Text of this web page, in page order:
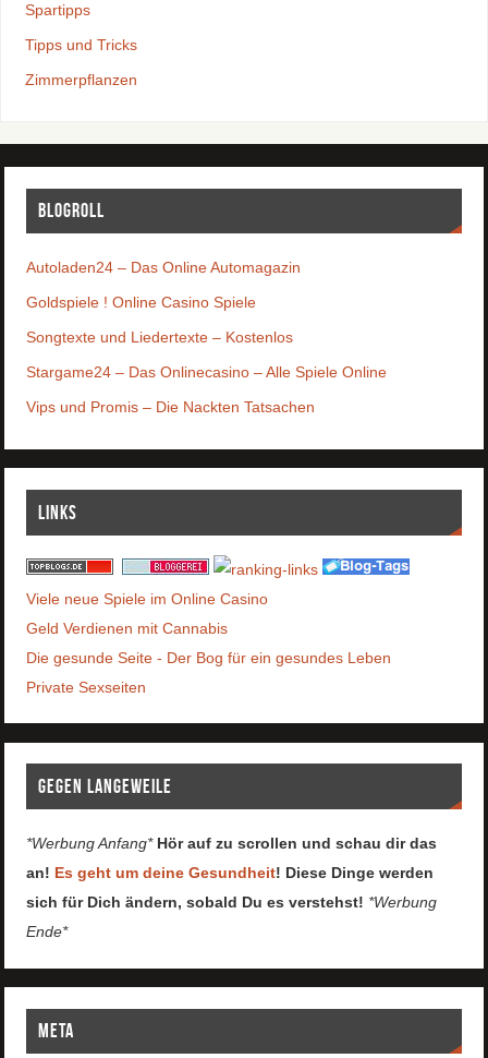
Spartipps
Tipps und Tricks
Zimmerpflanzen
Blogroll
Autoladen24 – Das Online Automagazin
Goldspiele ! Online Casino Spiele
Songtexte und Liedertexte – Kostenlos
Stargame24 – Das Onlinecasino – Alle Spiele Online
Vips und Promis – Die Nackten Tatsachen
Links
Viele neue Spiele im Online Casino
Geld Verdienen mit Cannabis
Die gesunde Seite - Der Bog für ein gesundes Leben
Private Sexseiten
Gegen Langeweile
*Werbung Anfang* Hör auf zu scrollen und schau dir das
an! Es geht um deine Gesundheit! Diese Dinge werden
sich für Dich ändern, sobald Du es verstehst! *Werbung
Ende*
Meta